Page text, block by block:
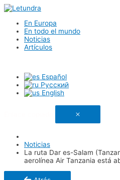
En Europa
En todo el mundo
Noticias
Artículos
Español
Русский
English
Noticias
La ruta Dar es-Salam
aerolínea Air Tanzania está